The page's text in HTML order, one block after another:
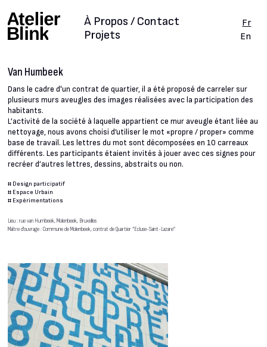
Projets
À Propos / Contact
Fr
En
Van Humbeek
Dans le cadre d'un contrat de quartier, il a été proposé de carreler sur
plusieurs murs aveugles des images réalisées avec la participation des
habitants.
L’activité de la société à laquelle appartient ce mur aveugle étant liée au
nettoyage, nous avons choisi d’utiliser le mot «propre / proper» comme
base de travail. Les lettres du mot sont décomposées en 10 carreaux
différents. Les participants étaient invités à jouer avec ces signes pour
recréer d’autres lettres, dessins, abstraits ou non.
# Design participatif
# Espace Urbain
# Expérimentations
Lieu : rue van Humbeek, Molenbeek, Bruxelles
Maître d'ouvrage : Commune de Molenbeek, contrat de Quartier “Ecluse-Saint-Lazare”